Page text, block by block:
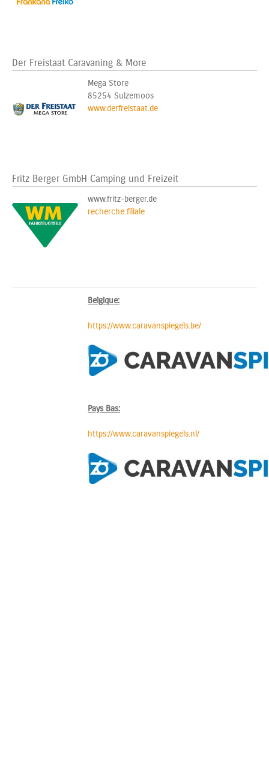
Der Freistaat Caravaning & More
Mega Store
85254 Sulzemoos
www.derfreistaat.de
Fritz Berger GmbH Camping und Freizeit
www.fritz-berger.de
recherche filiale
Belgique:
https://www.caravanspiegels.be/
Pays Bas:
https://www.caravanspiegels.nl/